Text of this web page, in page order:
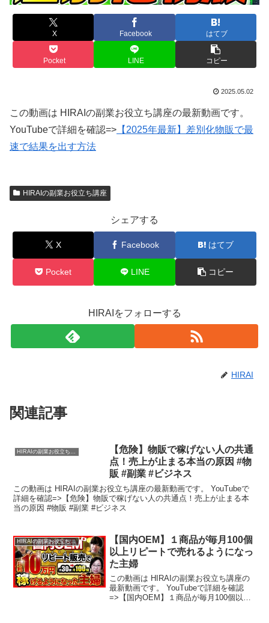
X Facebook はてブ
Pocket LINE コピー
2025.05.02
この動画は HIRAIの副業お役立ち講座の最新動画です。
YouTubeで詳細を確認=> 【2025年最新】差別化物販で最
速で結果を出す方法
HIRAIの副業お役立ち講座
シェアする
X Facebook はてブ
Pocket LINE コピー
HIRAIをフォローする
HIRAI
関連記事
【危険】物販で稼げない人の共通
点！売上が止まる本当の原因 #物
販 #副業 #ビジネス
この動画は HIRAIの副業お役立ち講座の最新動画です。 YouTubeで
詳細を確認=>【危険】物販で稼げない人の共通点！売上が止まる本
当の原因 #物販 #副業 #ビジネス
HIRAIの副業お役立ち講座
【国内OEM】１商品が毎月100個
以上リピートで売れるようになっ
た主婦
この動画は HIRAIの副業お役立ち講座の
最新動画です。 YouTubeで詳細を確認
=>【国内OEM】１商品が毎月100個以上